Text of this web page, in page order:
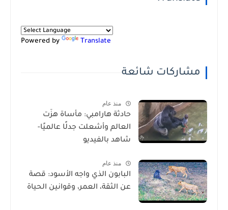
Powered by Translate
مشاركات شائعة
منذ عام
حادثة هارامبي: مأساة هزّت
العالم وأشعلت جدلًا عالميًا-
شاهد بالفيديو
منذ عام
البابون الذي واجه الأسود: قصة
عن الثقة، العمر، وقوانين الحياة